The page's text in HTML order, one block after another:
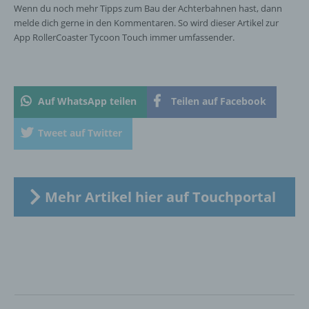
Wenn du noch mehr Tipps zum Bau der Achterbahnen hast, dann
melde dich gerne in den Kommentaren. So wird dieser Artikel zur
App RollerCoaster Tycoon Touch immer umfassender.
Auf WhatsApp teilen Teilen auf Facebook
Tweet auf Twitter
Mehr Artikel hier auf Touchportal
Markierung gespeicherter
personenbezogener Daten mit dem Ziel, ihre
künftige Verarbeitung einzuschränken.
darin besteht, dass diese
personenbezogenen Daten verwendet
die sich auf eine natürliche Person beziehen,
zu bewerten, insbesondere, um Aspekte
bezüglich Arbeitsleistung, wirtschaftlicher